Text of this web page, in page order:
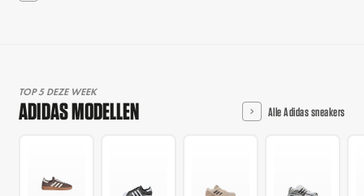
TOP 5 DEZE WEEK
ADIDAS MODELLEN Alle Adidas sneakers